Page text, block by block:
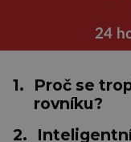
24
1.
Proč se
rovníku?
2.